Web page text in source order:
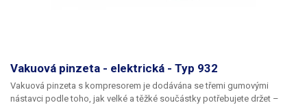
Vakuová pinzeta - elektrická - Typ 932
Vakuová pinzeta s kompresorem je dodávána se třemi gumovými
nástavci podle toho, jak velké a těžké součástky potřebujete držet –